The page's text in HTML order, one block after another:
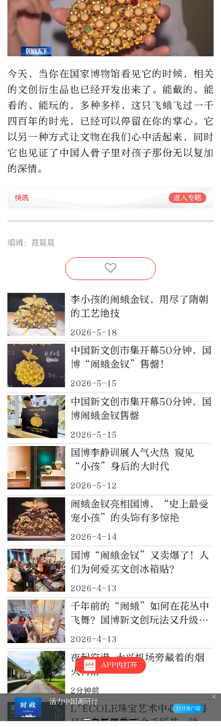
今天，当你在国家博物馆看见它的时候，相关
的文创衍生品也已经开发出来了。能戴的、能
看的、能玩的，多种多样，这只飞蛾飞过一千
四百年的时光，已经可以停留在你的掌心。它
以另一种方式让文物在我们心中活起来，同时
它也见证了中国人骨子里对孩子那份无以复加
的深情。
快讯 进入专题
编辑：高晨晨
李小孩的闹蛾金钗，用尽了隋朝
的工艺绝技
2026-5-18
中国新文创市集开幕50分钟，国
博“闹蛾金钗”售罄！
2026-5-15
中国新文创市集开幕50分钟，国
博闹蛾金钗售罄
2026-5-15
国博李静训展人气火热 窥见
“小孩”身后的大时代
2026-5-12
闹蛾金钗亮相国博，“史上最受
宠小孩”的头饰有多惊艳
2026-4-14
国博“闹蛾金钗”又卖爆了！人
们为何爱买文创冰箱贴？
2026-4-13
千年前的“闹蛾”如何在花丛中
飞舞？国博新文创玩法又升级
——
2026-4-13
夜起空港 大兴机场旁藏着的烟
火村落
2分钟前
L'ÉCOLE珠宝艺术中心于上海
呈献全新展览“金手匠艺：铁器
APP内打开
内蒙古自治区扫黑除恶斗争领导小组
办公室公开征集涉黑涉恶线索